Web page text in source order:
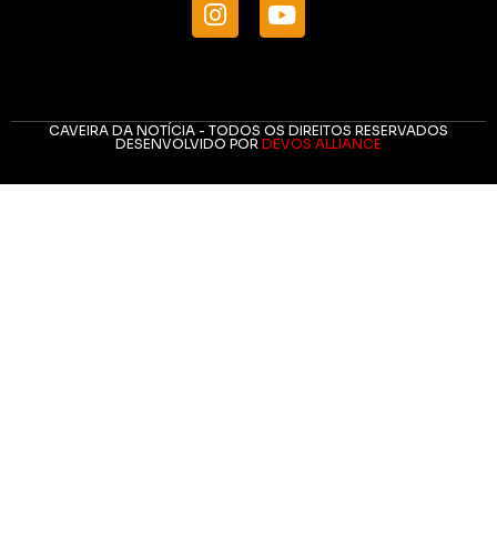
CAVEIRA DA NOTÍCIA - TODOS OS DIREITOS RESERVADOS
DESENVOLVIDO POR DEVOS ALLIANCE